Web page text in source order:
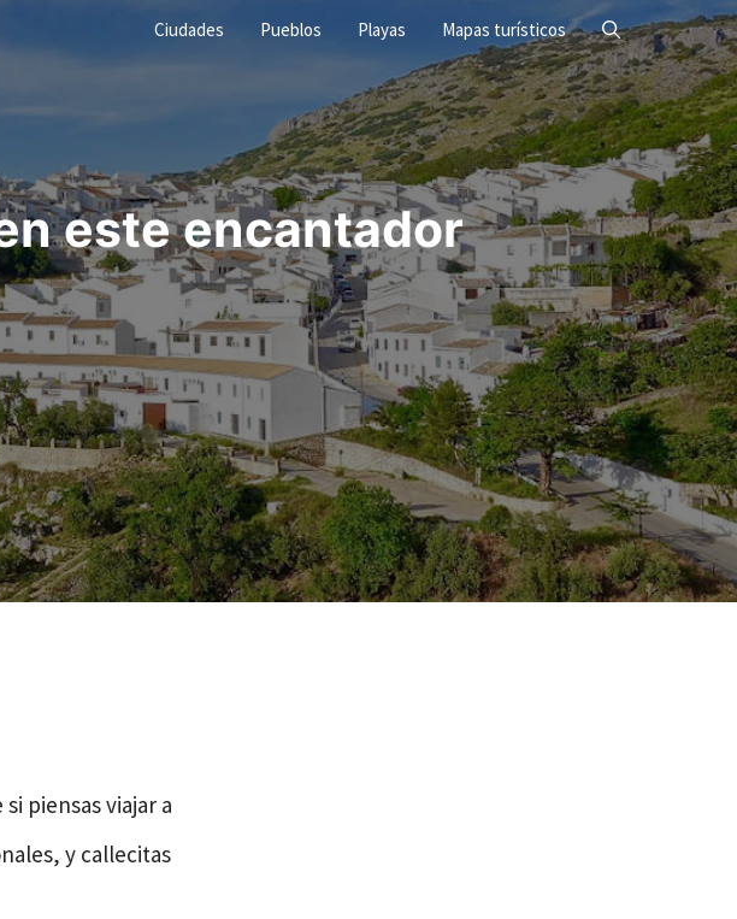
Ciudades Pueblos Playas Mapas turísticos
este encantador
piensas viajar a
y callecitas